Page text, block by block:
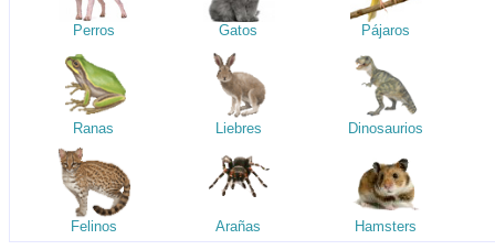
Perros Gatos Pájaros
Ranas Liebres Dinosaurios
Felinos Arañas Hamsters